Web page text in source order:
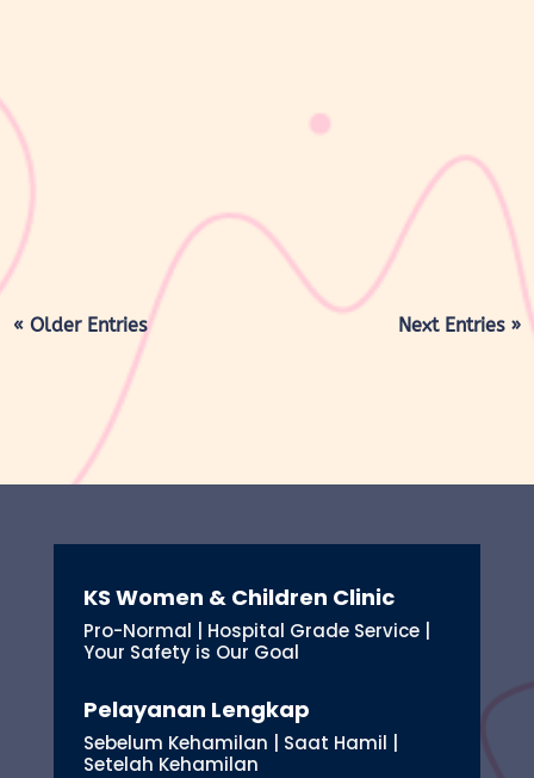
diberikan melalui suntikan setiap 3 bulan untuk membantu
mencegah kehamilan. Jenis KB ini mengandung hormon progestin
« Older Entries Next Entries »
KS Women & Children Clinic
Pro-Normal | Hospital Grade Service |
Your Safety is Our Goal
Pelayanan Lengkap
Sebelum Kehamilan | Saat Hamil |
Setelah Kehamilan